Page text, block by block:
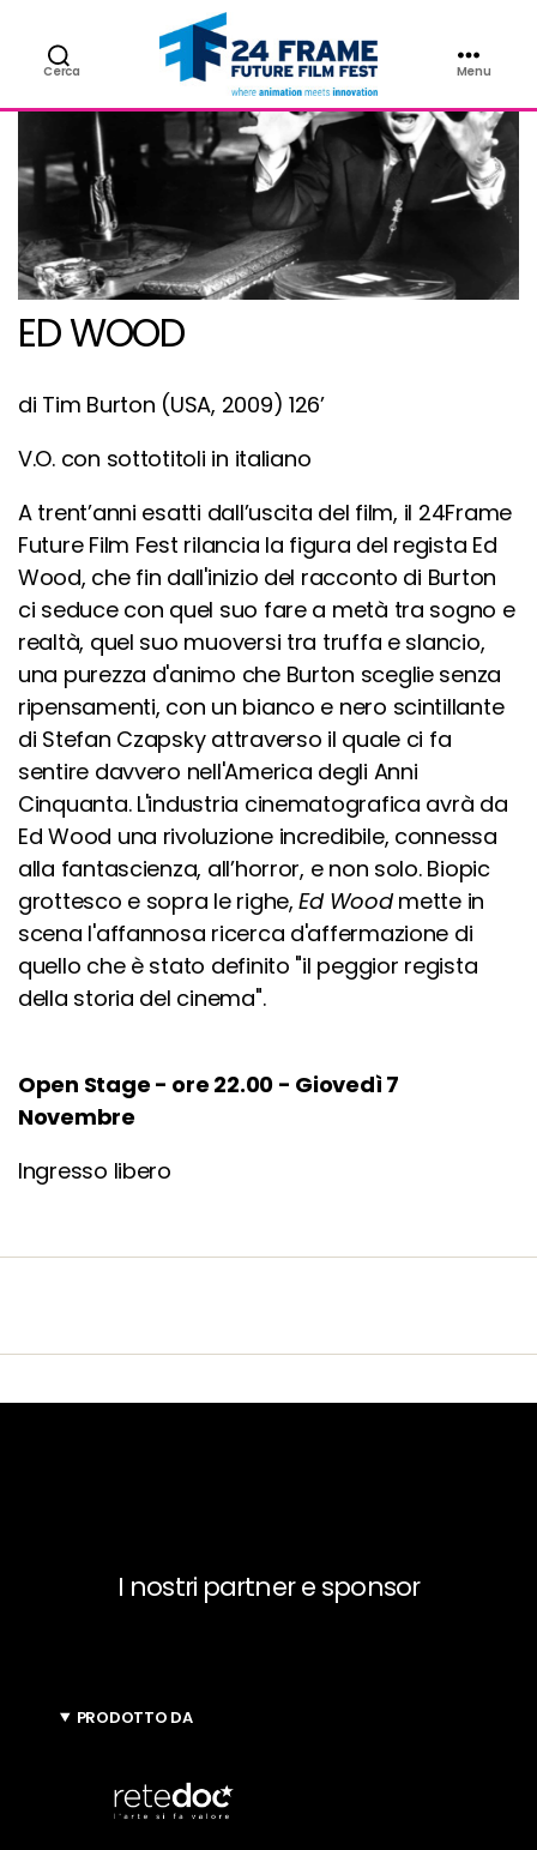
Cerca
24FRAME
Future
Film
Fest
Menu
ED WOOD
di Tim Burton (USA, 2009) 126’
V.O. con sottotitoli in italiano
A trent’anni esatti dall’uscita del film, il 24Frame
Future Film Fest rilancia la figura del regista Ed
Wood, che fin dall'inizio del racconto di Burton
ci seduce con quel suo fare a metà tra sogno e
realtà, quel suo muoversi tra truffa e slancio,
una purezza d'animo che Burton sceglie senza
ripensamenti, con un bianco e nero scintillante
di Stefan Czapsky attraverso il quale ci fa
sentire davvero nell'America degli Anni
Cinquanta. L'industria cinematografica avrà da
Ed Wood una rivoluzione incredibile, connessa
alla fantascienza, all’horror, e non solo. Biopic
grottesco e sopra le righe,Ed Woodmette in
scena l'affannosa ricerca d'affermazione di
quello che è stato definito "il peggior regista
della storia del cinema".
Open Stage - ore 22.00 - Giovedì 7
Novembre
Ingresso libero
I nostri partner e sponsor
PRODOTTO DA